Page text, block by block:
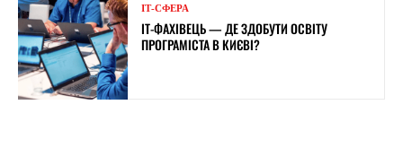
ІТ-СФЕРА
IT-ФАХІВЕЦЬ — ДЕ ЗДОБУТИ ОСВІТУ
ПРОГРАМІСТА В КИЄВІ?